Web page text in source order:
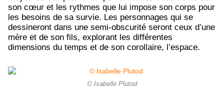
son cœur et les rythmes que lui impose son corps pour
les besoins de sa survie. Les personnages qui se
dessineront dans une semi-obscurité seront ceux d’une
mère et de son fils, explorant les différentes
dimensions du temps et de son corollaire, l’espace.
© Isabelle Plutod